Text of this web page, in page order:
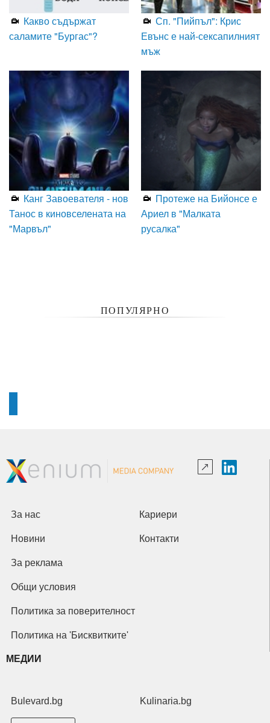
Какво съдържат
саламите "Бургас"?
Сп. "Пийпъл": Крис
Евънс е най-сексапилният
мъж
Канг Завоевателя - нов
Танос в киновселената на
"Марвъл"
Протеже на Бийонсе е
Ариел в "Малката
русалка"
ПОПУЛЯРНО
За нас Кариери
Новини Контакти
За реклама
Общи условия
Политика за поверителност
Политика на 'Бисквитките'
МЕДИИ
Bulevard.bg Kulinaria.bg